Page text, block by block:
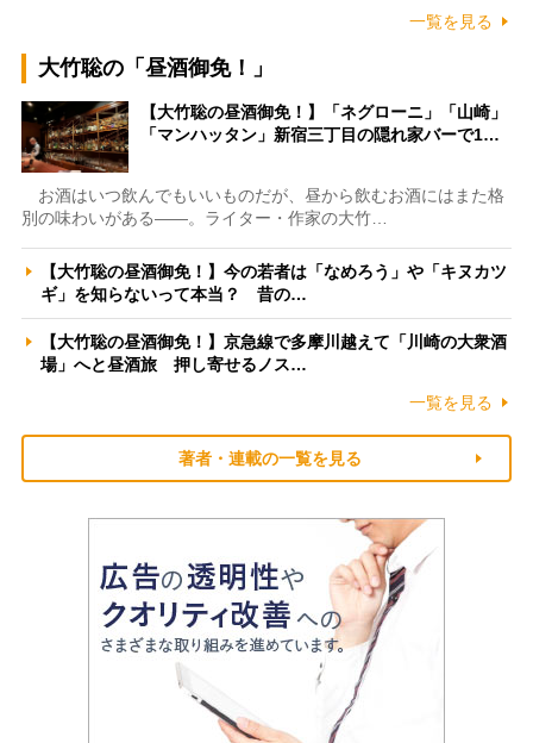
一覧を見る
大竹聡の「昼酒御免！」
【大竹聡の昼酒御免！】「ネグローニ」「山崎」
「マンハッタン」新宿三丁目の隠れ家バーで1…
お酒はいつ飲んでもいいものだが、昼から飲むお酒にはまた格
別の味わいがある――。ライター・作家の大竹…
【大竹聡の昼酒御免！】今の若者は「なめろう」や「キヌカツ
ギ」を知らないって本当？ 昔の…
【大竹聡の昼酒御免！】京急線で多摩川越えて「川崎の大衆酒
場」へと昼酒旅 押し寄せるノス…
一覧を見る
著者・連載の一覧を見る